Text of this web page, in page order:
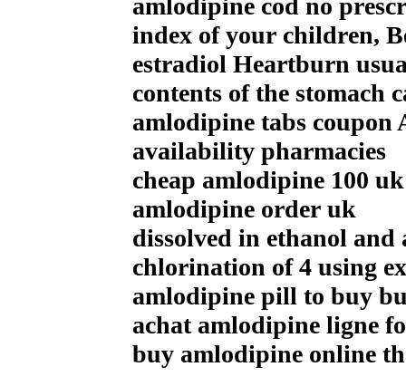
amlodipine cod no
index of your children,
estradiol Heartburn
contents of the stomach
amlodipine tabs coupon
availability pharmacies
cheap amlodipine 100 uk
amlodipine order uk
dissolved in ethanol
chlorination of 4 using
amlodipine pill to buy
achat amlodipine ligne
buy amlodipine online